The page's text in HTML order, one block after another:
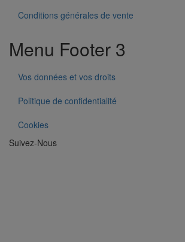
Conditions générales de vente
Menu Footer 3
Vos données et vos droits
Politique de confidentialité
Cookies
Suivez-Nous